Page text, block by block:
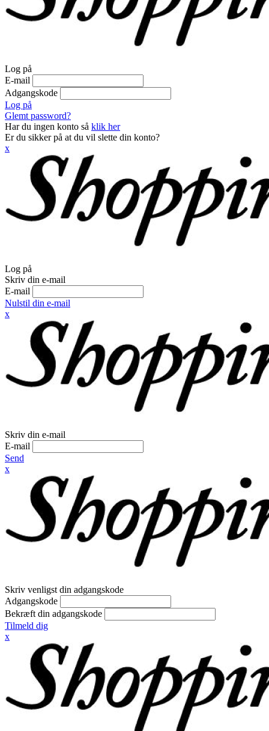
Log på
E-mail
Adgangskode
Log på
Glemt password?
Har du ingen konto så klik her
Er du sikker på at du vil slette din konto?
x
Log på
Skriv din e-mail
E-mail
Nulstil din e-mail
x
Skriv din e-mail
E-mail
Send
x
Skriv venligst din adgangskode
Adgangskode
Bekræft din adgangskode
Tilmeld dig
x